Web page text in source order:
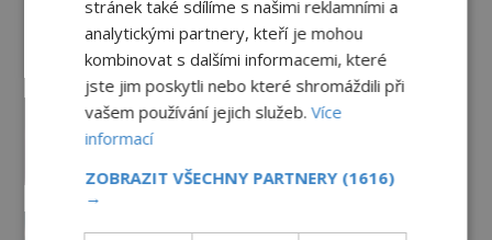
Marsu? Je na něm přeci jen voda?
PREMIUM 7.8.2026 2.9TIS
Podivné události roku 2023: Jsou
Američané v obležení UFO?
stránek také sdílíme s našimi reklamními a
analytickými partnery, kteří je mohou
kombinovat s dalšími informacemi, které
jste jim poskytli nebo které shromáždili při
vašem používání jejich služeb.Více
informací
ZOBRAZIT VŠECHNY PARTNERY (1616)
→